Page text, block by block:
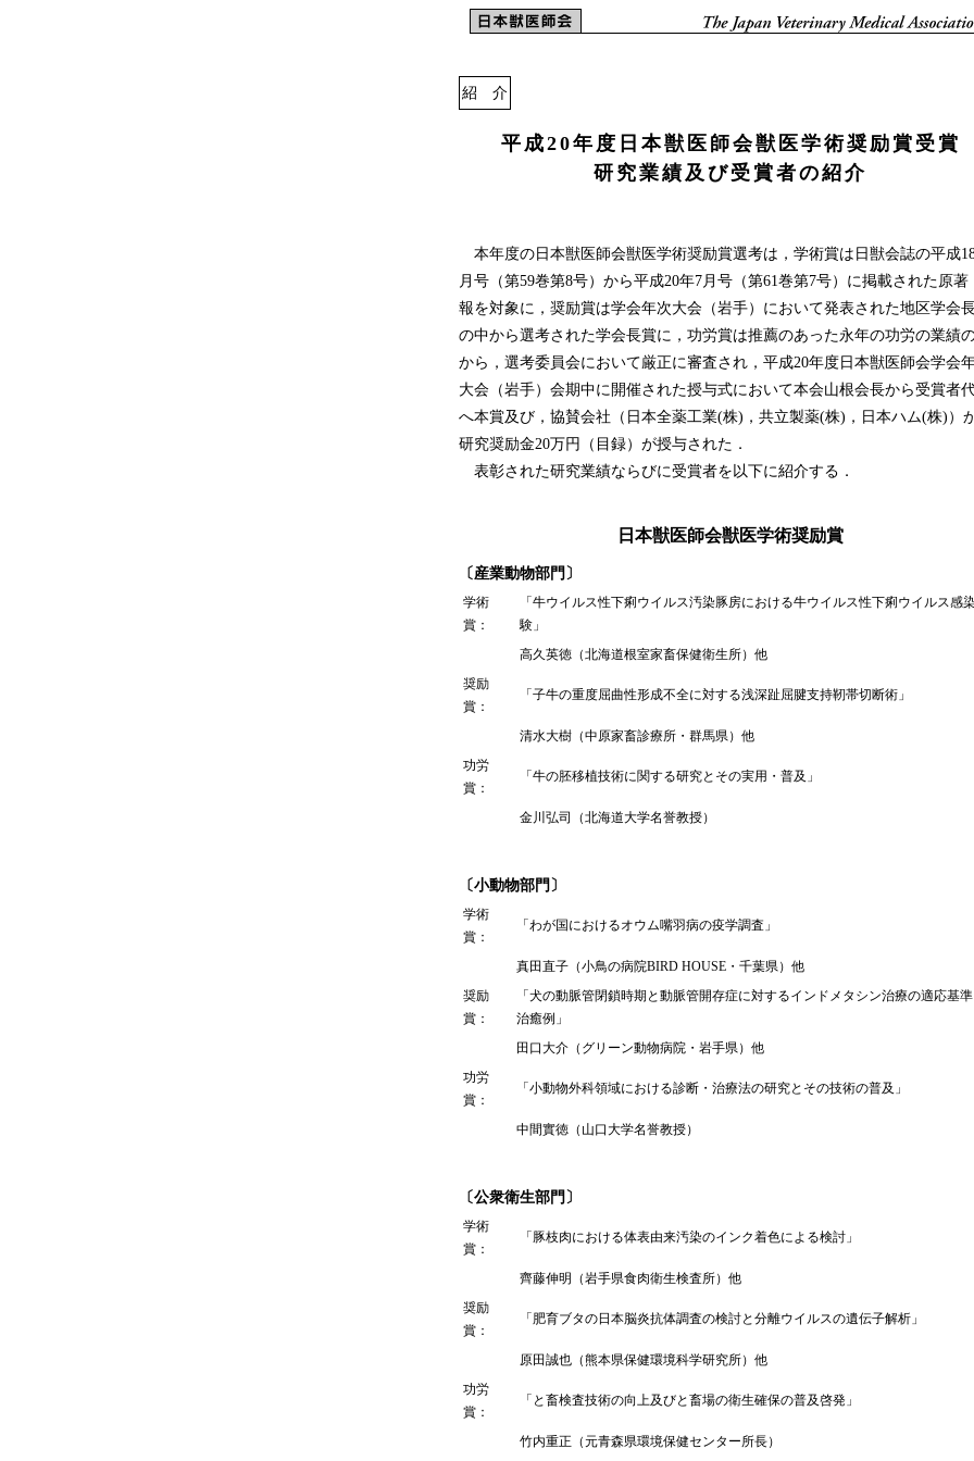
紹 介
平成20年度日本獣医師会獣医学術奨励賞受賞
研究業績及び受賞者の紹介
本年度の日本獣医師会獣医学術奨励賞選考は，学術賞は日獣会誌の平成
月号（第59巻第8号）から平成20年7月号（第61巻第7号）に掲載された原著
報を対象に，奨励賞は学会年次大会（岩手）において発表された地区学会
の中から選考された学会長賞に，功労賞は推薦のあった永年の功労の業績
から，選考委員会において厳正に審査され，平成20年度日本獣医師会学会
大会（岩手）会期中に開催された授与式において本会山根会長から受賞者
へ本賞及び，協賛会社（日本全薬工業(株)，共立製薬(株)，日本ハム(株)）
研究奨励金20万円（目録）が授与された．
表彰された研究業績ならびに受賞者を以下に紹介する．
日本獣医師会獣医学術奨励賞
〔産業動物部門〕
学術
賞：
「牛ウイルス性下痢ウイルス汚染豚房における牛ウイルス性下痢ウイルス感
験」
高久英徳（北海道根室家畜保健衛生所）他
奨励
賞：
「子牛の重度屈曲性形成不全に対する浅深趾屈腱支持靭帯切断術」
清水大樹（中原家畜診療所・群馬県）他
功労
賞：
「牛の胚移植技術に関する研究とその実用・普及」
金川弘司（北海道大学名誉教授）
〔小動物部門〕
学術
賞：
「わが国におけるオウム嘴羽病の疫学調査」
真田直子（小鳥の病院BIRD HOUSE・千葉県）他
奨励
賞：
「犬の動脈管閉鎖時期と動脈管開存症に対するインドメタシン治療の適応基
治癒例」
田口大介（グリーン動物病院・岩手県）他
功労
賞：
「小動物外科領域における診断・治療法の研究とその技術の普及」
中間實徳（山口大学名誉教授）
〔公衆衛生部門〕
学術
賞：
「豚枝肉における体表由来汚染のインク着色による検討」
齊藤伸明（岩手県食肉衛生検査所）他
奨励
賞：
「肥育ブタの日本脳炎抗体調査の検討と分離ウイルスの遺伝子解析」
原田誠也（熊本県保健環境科学研究所）他
功労
賞：
「と畜検査技術の向上及びと畜場の衛生確保の普及啓発」
竹内重正（元青森県環境保健センター所長）